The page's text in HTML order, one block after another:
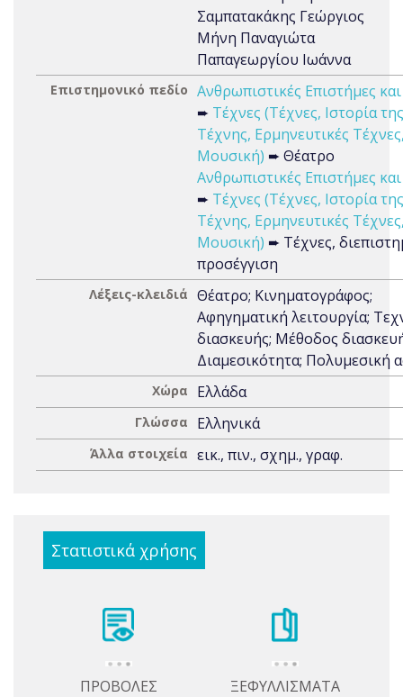
Σαμπατακάκης Γεώργιος
Μήνη Παναγιώτα
Παπαγεωργίου Ιωάννα
Επιστημονικό πεδίο Ανθρωπιστικές Επιστήμες
➨ Τέχνες (Τέχνες, Ιστορία της
Τέχνης, Ερμηνευτικές
Μουσική) ➨ Θέατρο
Ανθρωπιστικές Επιστήμες
➨ Τέχνες (Τέχνες, Ιστορία της
Τέχνης, Ερμηνευτικές
Μουσική) ➨ Τέχνες,
προσέγγιση
Λέξεις-κλειδιά Θέατρο; Κινηματογράφος;
Αφηγηματική λειτουργία;
διασκευής; Μέθοδος
Διαμεσικότητα; Πολυμεσική
Χώρα Ελλάδα
Γλώσσα Ελληνικά
Άλλα στοιχεία εικ., πιν., σχημ., γραφ.
Στατιστικά χρήσης
ΠΡΟΒΟΛΕΣ ΞΕΦΥΛΛΙΣΜΑΤΑ